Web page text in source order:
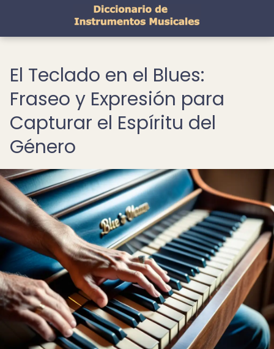
El Teclado en el Blues:
Fraseo y Expresión para
Capturar el Espíritu del
Género